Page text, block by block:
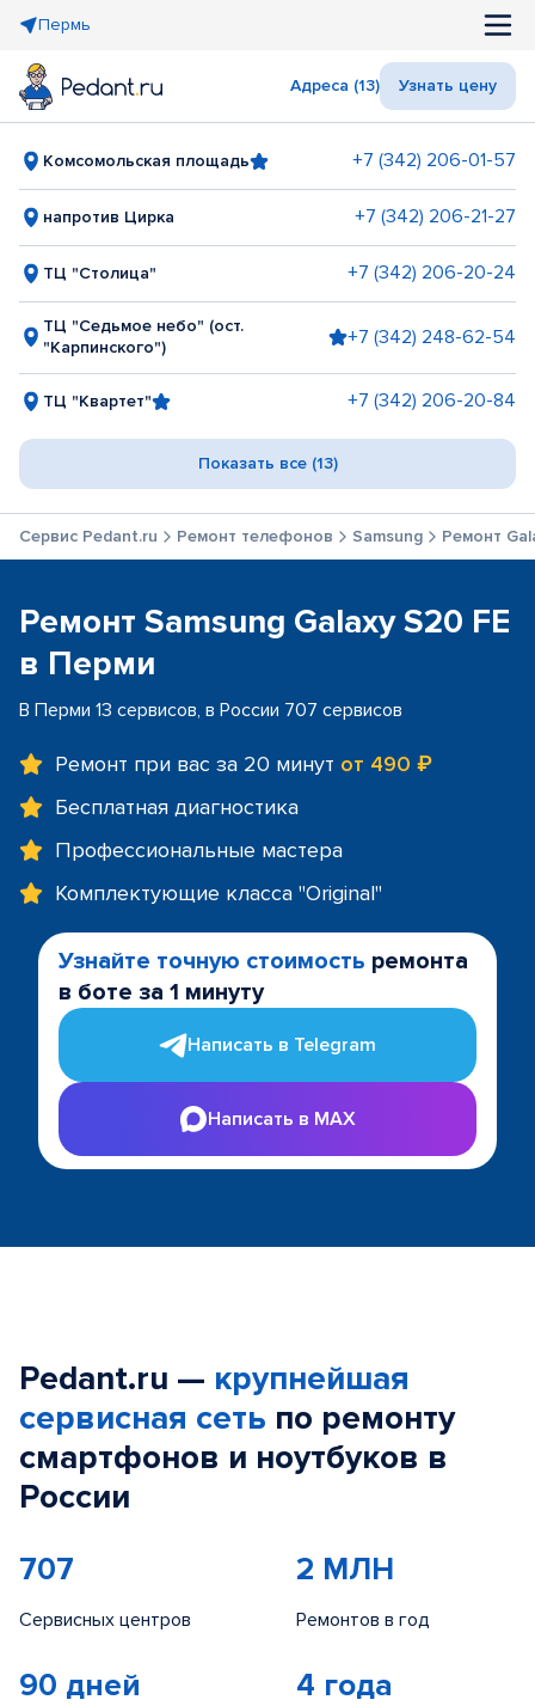
Пермь
Адреса (13) Узнать цену
Комсомольская площадь +7 (342) 206-01-57
напротив Цирка +7 (342) 206-21-27
ТЦ "Столица" +7 (342) 206-20-24
ТЦ "Седьмое небо" (ост.
"Карпинского")
+7 (342) 248-62-54
ТЦ "Квартет" +7 (342) 206-20-84
Показать все (13)
Сервис Pedant.ru Ремонт телефонов Samsung Ремонт
Ремонт Samsung Galaxy S20 FE
в Перми
В Перми 13 сервисов, в России 707 сервисов
Ремонт при вас за 20 минут от 490 ₽
Бесплатная диагностика
Профессиональные мастера
Комплектующие класса "Original"
Узнайте точную стоимость ремонта
в боте за 1 минуту
Написать в Telegram
Написать в MAX
Pedant.ru — крупнейшая
сервисная сеть по ремонту
смартфонов и ноутбуков в
России
707
Сервисных центров
2 МЛН
Ремонтов в год
90 дней 4 года